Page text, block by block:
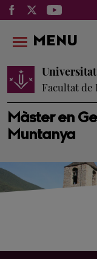
Màster en
Muntanya
Facultat de
MENU